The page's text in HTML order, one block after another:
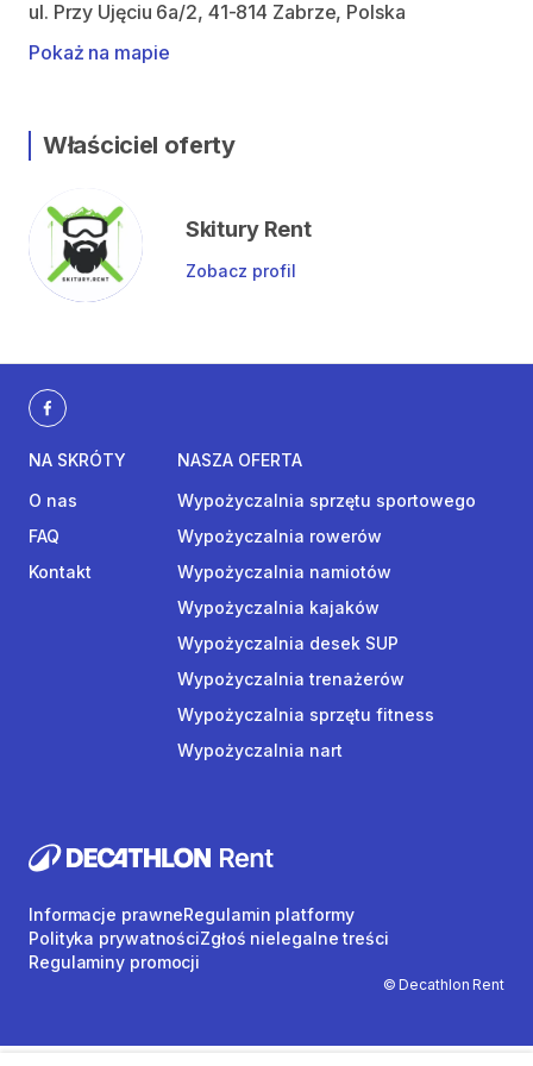
ul. Przy Ujęciu 6a/2, 41-814 Zabrze, Polska
Pokaż na mapie
Właściciel oferty
Skitury Rent
Zobacz profil
NA SKRÓTY
O nas
FAQ
Kontakt
NASZA OFERTA
Wypożyczalnia sprzętu sportowego
Wypożyczalnia rowerów
Wypożyczalnia namiotów
Wypożyczalnia kajaków
Wypożyczalnia desek SUP
Wypożyczalnia trenażerów
Wypożyczalnia sprzętu fitness
Wypożyczalnia nart
© Decathlon Rent
Informacje prawneRegulamin platformy
Polityka prywatnościZgłoś nielegalne treści
Regulaminy promocji